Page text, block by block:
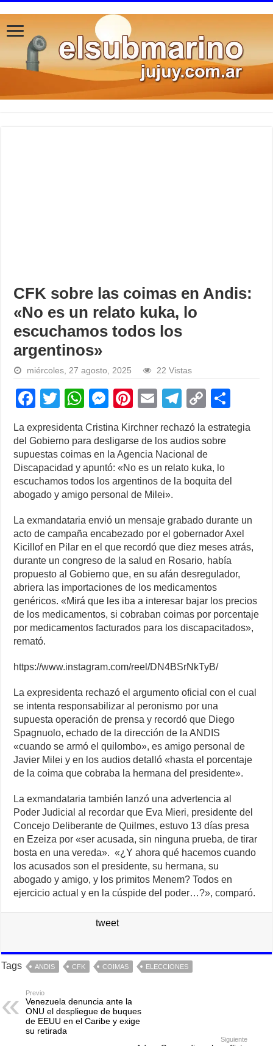
CFK sobre las coimas en Andis:
«No es un relato kuka, lo
escuchamos todos los
argentinos»
miércoles, 27 agosto, 2025 22 Vistas
F
c
e
b
o
o
k
T
wi
tt
er
W
h
at
s
A
p
p
M
ss
e
n
g
er
Pi
nt
er
e
st
E
ail
T
el
e
gr
a
C
p
y
Li
k
ar
La expresidenta Cristina Kirchner rechazó la estrategia
del Gobierno para desligarse de los audios sobre
supuestas coimas en la Agencia Nacional de
Discapacidad y apuntó: «No es un relato kuka, lo
escuchamos todos los argentinos de la boquita del
abogado y amigo personal de Milei».
La exmandataria envió un mensaje grabado durante un
acto de campaña encabezado por el gobernador Axel
Kicillof en Pilar en el que recordó que diez meses atrás,
durante un congreso de la salud en Rosario, había
propuesto al Gobierno que, en su afán desregulador,
abriera las importaciones de los medicamentos
genéricos. «Mirá que les iba a interesar bajar los precios
de los medicamentos, si cobraban coimas por porcentaje
por medicamentos facturados para los discapacitados»,
remató.
https://www.instagram.com/reel/DN4BSrNkTyB/
La expresidenta rechazó el argumento oficial con el cual
se intenta responsabilizar al peronismo por una
supuesta operación de prensa y recordó que Diego
Spagnuolo, echado de la dirección de la ANDIS
«cuando se armó el quilombo», es amigo personal de
Javier Milei y en los audios detalló «hasta el porcentaje
de la coima que cobraba la hermana del presidente».
La exmandataria también lanzó una advertencia al
Poder Judicial al recordar que Eva Mieri, presidente del
Concejo Deliberante de Quilmes, estuvo 13 días presa
en Ezeiza por «ser acusada, sin ninguna prueba, de tirar
bosta en una vereda». «¿Y ahora qué hacemos cuando
los acusados son el presidente, su hermana, su
abogado y amigo, y los primitos Menem? Todos en
ejercicio actual y en la cúspide del poder…?», comparó.
tweet
Tags ANDIS CFK COIMAS ELECCIONES
Previo
Venezuela denuncia ante la
ONU el despliegue de buques
de EEUU en el Caribe y exige
su retirada
Siguiente